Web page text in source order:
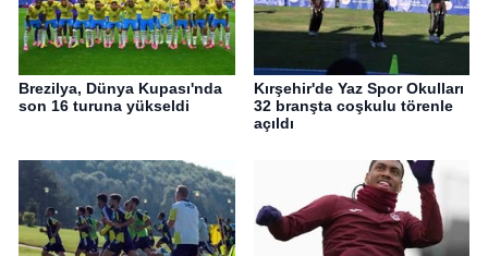
Brezilya, Dünya Kupası'nda
son 16 turuna yükseldi
Kırşehir'de Yaz Spor Okulları
32 branşta coşkulu törenle
açıldı